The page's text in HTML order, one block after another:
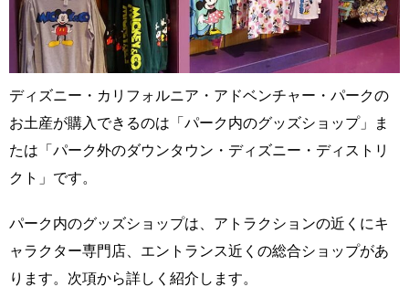
ディズニー・カリフォルニア・アドベンチャー・パークの
お土産が購入できるのは「パーク内のグッズショップ」ま
たは「パーク外のダウンタウン・ディズニー・ディストリ
クト」です。
パーク内のグッズショップは、アトラクションの近くにキ
ャラクター専門店、エントランス近くの総合ショップがあ
ります。次項から詳しく紹介します。